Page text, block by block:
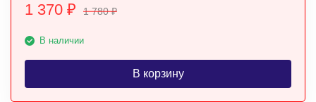
1 370 ₽ 1 780₽
В наличии
В корзину